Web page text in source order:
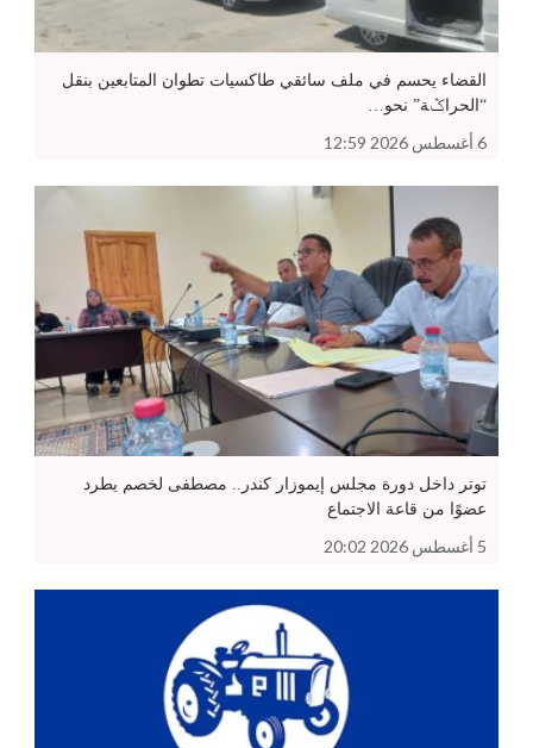
القضاء يحسم في ملف سائقي طاكسيات تطوان المتابعين بنقل
“الحراݣة” نحو…
6 أغسطس 2026 12:59
توتر داخل دورة مجلس إيموزار كندر.. مصطفى لخصم يطرد
عضوًا من قاعة الاجتماع
5 أغسطس 2026 20:02